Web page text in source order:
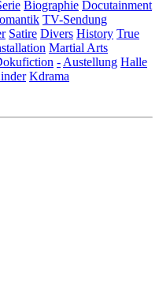
Biographie Docutainment
TV-Sendung
Satire Divers History True
Martial Arts
- Austellung Halle
Kdrama